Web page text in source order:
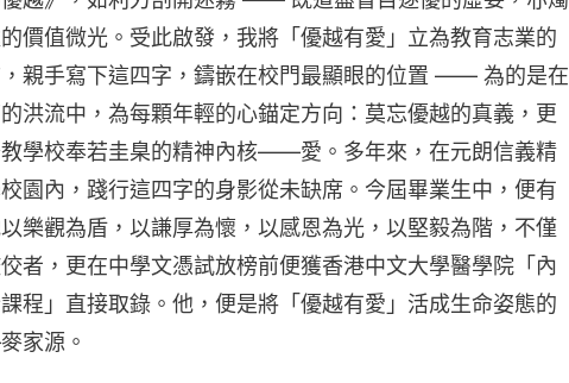
價值微光。受此啟發，我將「優越有愛」立為教育志業的
親手寫下這四字，鑄嵌在校門最顯眼的位置 —— 為的是在
洪流中，為每顆年輕的心錨定方向：莫忘優越的真義，更
學校奉若圭臬的精神內核——愛。多年來，在元朗信義精
園內，踐行這四字的身影從未缺席。今屆畢業生中，便有
樂觀為盾，以謙厚為懷，以感恩為光，以堅毅為階，不僅
者，更在中學文憑試放榜前便獲香港中文大學醫學院「內
程」直接取錄。他，便是將「優越有愛」活成生命姿態的
家源。